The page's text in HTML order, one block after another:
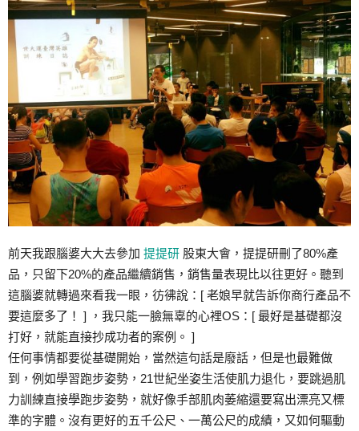
前天我跟腦婆大大去參加 提提研 股東大會，提提研刪了80%產
品，只留下20%的產品繼續銷售，銷售量表現比以往更好。聽到
這腦婆就轉過來看我一眼，彷彿說：[ 老娘早就告訴你商行產品不
要這麼多了！ ] ，我只能一臉無辜的心裡OS：[ 最好是基礎都沒
打好，就能直接抄成功者的案例。 ]
任何事情都要從基礎開始，當然這句話是廢話，但是也最難做
到，例如學習跑步姿勢，21世紀坐姿生活使肌力退化， 要跳過肌
力訓練直接學跑步姿勢，就好像手部肌肉萎縮還要寫出漂亮又標
準的字體。沒有更好的五千公尺、一萬公尺的成績，又如何驅動